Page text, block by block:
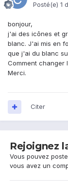
Posté(e) 1
bonjour,
j'ai des icônes et
blanc. J'ai mis en
que j'ai du blanc
Comment changer
Merci.
Citer
Rejoignez
Vous pouvez
vous avez un